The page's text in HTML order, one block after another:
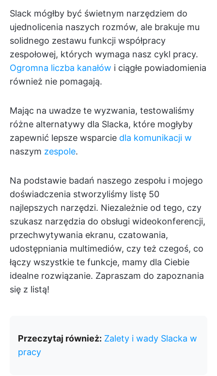
Slack mógłby być świetnym narzędziem do
ujednolicenia naszych rozmów, ale brakuje mu
solidnego zestawu funkcji współpracy
zespołowej, których wymaga nasz cykl pracy.
Ogromna liczba kanałów i ciągłe powiadomienia
również nie pomagają.
Mając na uwadze te wyzwania, testowaliśmy
różne alternatywy dla Slacka, które mogłyby
zapewnić lepsze wsparcie dla komunikacji w
naszym zespole.
Na podstawie badań naszego zespołu i mojego
doświadczenia stworzyliśmy listę 50
najlepszych narzędzi. Niezależnie od tego, czy
szukasz narzędzia do obsługi wideokonferencji,
przechwytywania ekranu, czatowania,
udostępniania multimediów, czy też czegoś, co
łączy wszystkie te funkcje, mamy dla Ciebie
idealne rozwiązanie. Zapraszam do zapoznania
się z listą!
Przeczytaj również: Zalety i wady Slacka w
pracy